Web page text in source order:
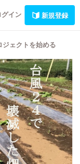
グイン 新規登録
ジェクトを始める